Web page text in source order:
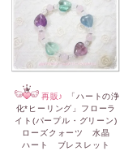
再販♪
「ハートの浄
化*ヒーリング」フローラ
イト(パープル・グリーン)
ローズクォーツ 水晶
ハート ブレスレット